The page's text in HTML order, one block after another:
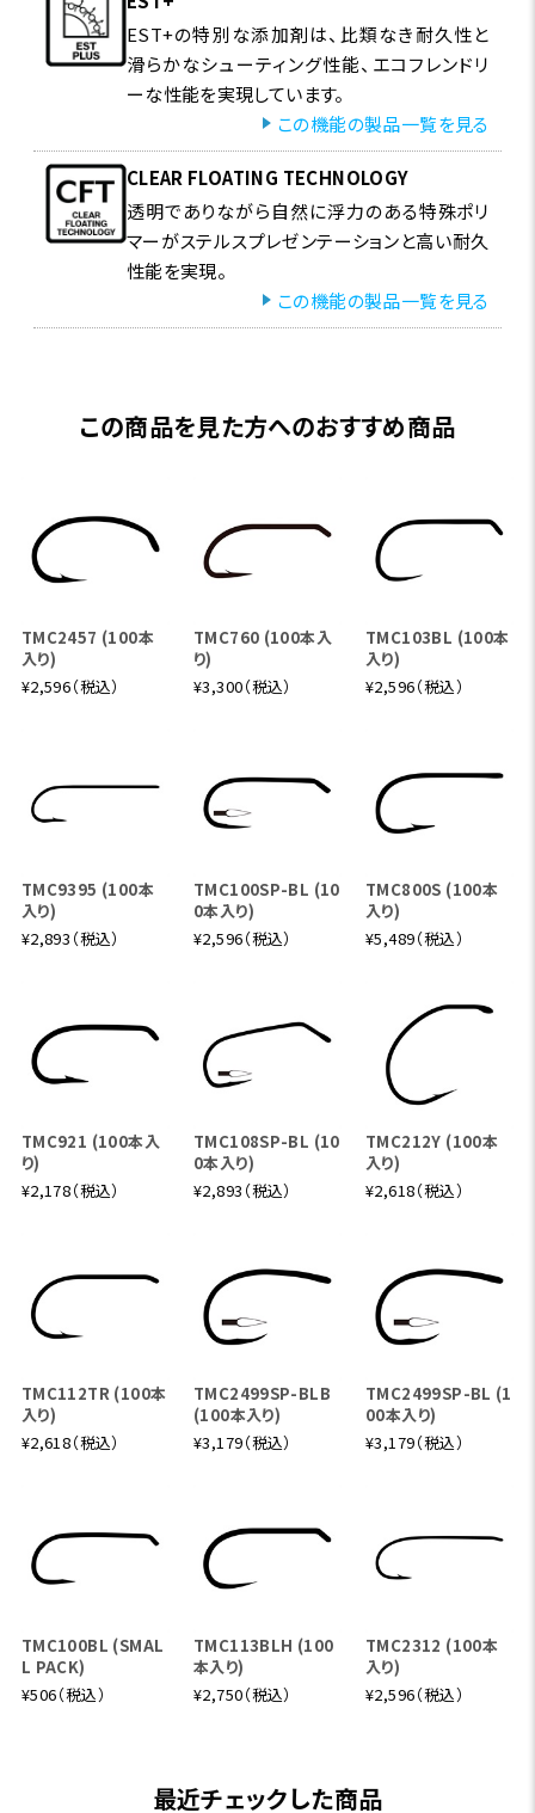
EST+の特別な添加剤は、比類なき耐久性と
滑らかなシューティング性能、エコフレンドリ
ーな性能を実現しています。
この機能の製品一覧を見る
CLEAR FLOATING TECHNOLOGY
透明でありながら自然に浮力のある特殊ポリ
マーがステルスプレゼンテーションと高い耐久
性能を実現。
この機能の製品一覧を見る
この商品を見た方へのおすすめ商品
TMC2457 (100本
入り)
¥2,596（税込）
TMC760 (100本入
り)
¥3,300（税込）
TMC103BL (100本
入り)
¥2,596（税込）
TMC9395 (100本
入り)
¥2,893（税込）
TMC100SP-BL (10
0本入り)
¥2,596（税込）
TMC800S (100本
入り)
¥5,489（税込）
TMC921 (100本入
り)
¥2,178（税込）
TMC108SP-BL (10
0本入り)
¥2,893（税込）
TMC212Y (100本
入り)
¥2,618（税込）
TMC112TR (100本
入り)
¥2,618（税込）
TMC2499SP-BLB
(100本入り)
¥3,179（税込）
TMC2499SP-BL (1
00本入り)
¥3,179（税込）
TMC100BL (SMAL
L PACK)
¥506（税込）
TMC113BLH (100
本入り)
¥2,750（税込）
TMC2312 (100本
入り)
¥2,596（税込）
最近チェックした商品